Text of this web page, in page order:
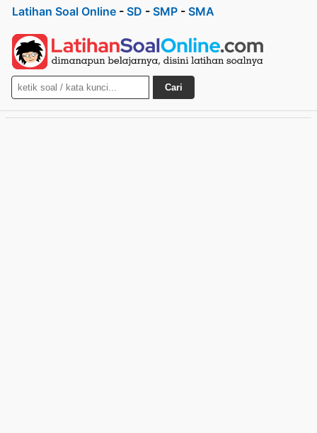
Latihan Soal Online - SD - SMP - SMA
Cari